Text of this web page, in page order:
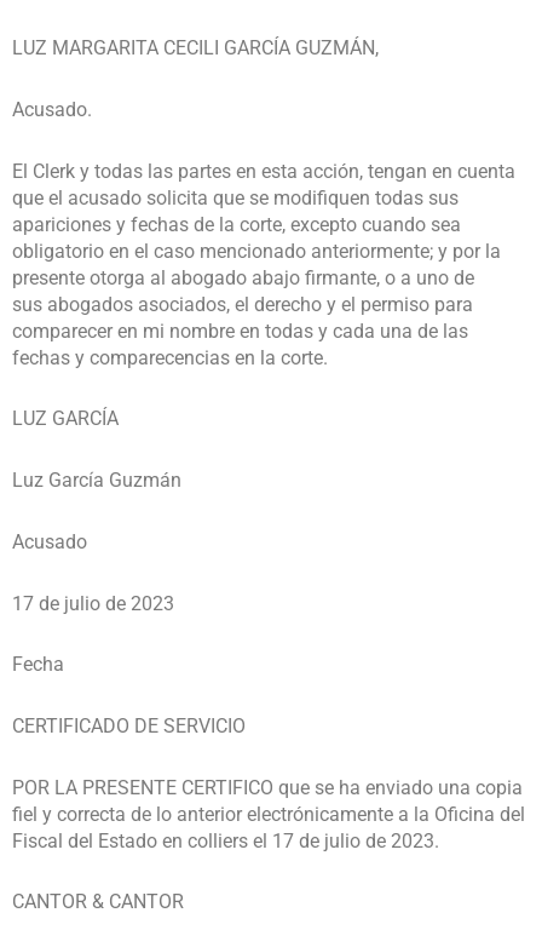
LUZ MARGARITA CECILI GARCÍA GUZMÁN,
Acusado.
El Clerk y todas las partes en esta acción, tengan en cuenta
que el acusado solicita que se modifiquen todas sus
apariciones y fechas de la corte, excepto cuando sea
obligatorio en el caso mencionado anteriormente; y por la
presente otorga al abogado abajo firmante, o a uno de
sus abogados asociados, el derecho y el permiso para
comparecer en mi nombre en todas y cada una de las
fechas y comparecencias en la corte.
LUZ GARCÍA
Luz García Guzmán
Acusado
17 de julio de 2023
Fecha
CERTIFICADO DE SERVICIO
POR LA PRESENTE CERTIFICO que se ha enviado una copia
fiel y correcta de lo anterior electrónicamente a la Oficina del
Fiscal del Estado en colliers el 17 de julio de 2023.
CANTOR & CANTOR